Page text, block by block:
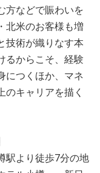
方などで賑わいを
北米のお客様も増
技術が織りなす本
るからこそ、経験
につくほか、マネ
のキャリアを描く
駅より徒歩7分の地